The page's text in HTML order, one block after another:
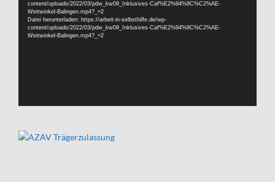
content/uploads/2022/03/pdw_kw09_Inklusives-Caf%E2%94%9C%C2%AE-
Weitwinkel-Balingen.mp4?_=2
Datei herunterladen: https://arbeit-in-selbsthilfe.de/wp-
content/uploads/2022/03/pdw_kw09_Inklusives-Caf%E2%94%9C%C2%AE-
Weitwinkel-Balingen.mp4?_=2